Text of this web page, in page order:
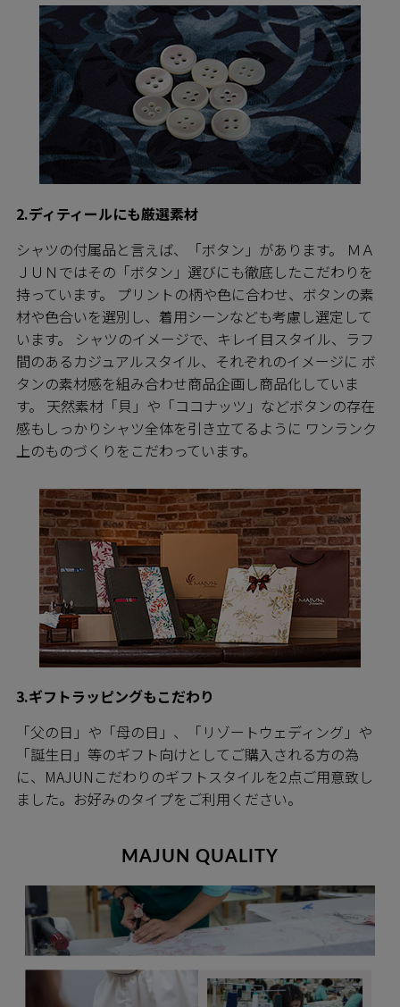
2.ディティールにも厳選素材
シャツの付属品と言えば、「ボタン」があります。 ＭＡ
ＪＵＮではその「ボタン」選びにも徹底したこだわりを
持っています。 プリントの柄や色に合わせ、ボタンの素
材や色合いを選別し、着用シーンなども考慮し選定して
います。 シャツのイメージで、キレイ目スタイル、ラフ
間のあるカジュアルスタイル、それぞれのイメージに ボ
タンの素材感を組み合わせ商品企画し商品化していま
す。 天然素材「貝」や「ココナッツ」などボタンの存在
感もしっかりシャツ全体を引き立てるように ワンランク
上のものづくりをこだわっています。
3.ギフトラッピングもこだわり
「父の日」や「母の日」、「リゾートウェディング」や
「誕生日」等のギフト向けとしてご購入される方の為
に、MAJUNこだわりのギフトスタイルを2点ご用意致し
ました。お好みのタイプをご利用ください。
MAJUN QUALITY